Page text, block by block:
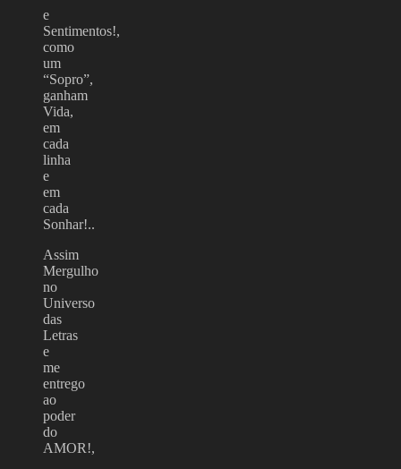
e
Sentimentos!,
como
um
“Sopro”,
ganham
Vida,
em
cada
linha
e
em
cada
Sonhar!..
Assim
Mergulho
no
Universo
das
Letras
e
me
entrego
ao
poder
do
AMOR!,